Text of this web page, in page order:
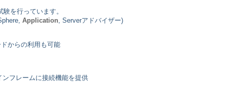
を行っています。
Application , Serverアドバイザー)
からの利用も可能
フレームに接続機能を提供